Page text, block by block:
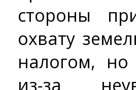
стороны
охвату
налогом,
из-за